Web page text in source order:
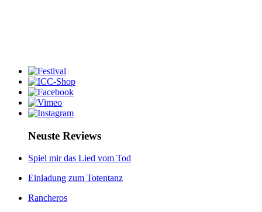
Neuste Reviews
Spiel mir das Lied vom Tod
Einladung zum Totentanz
Rancheros